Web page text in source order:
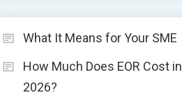
What It Means for Your SME
How Much Does EOR Cost in
2026?